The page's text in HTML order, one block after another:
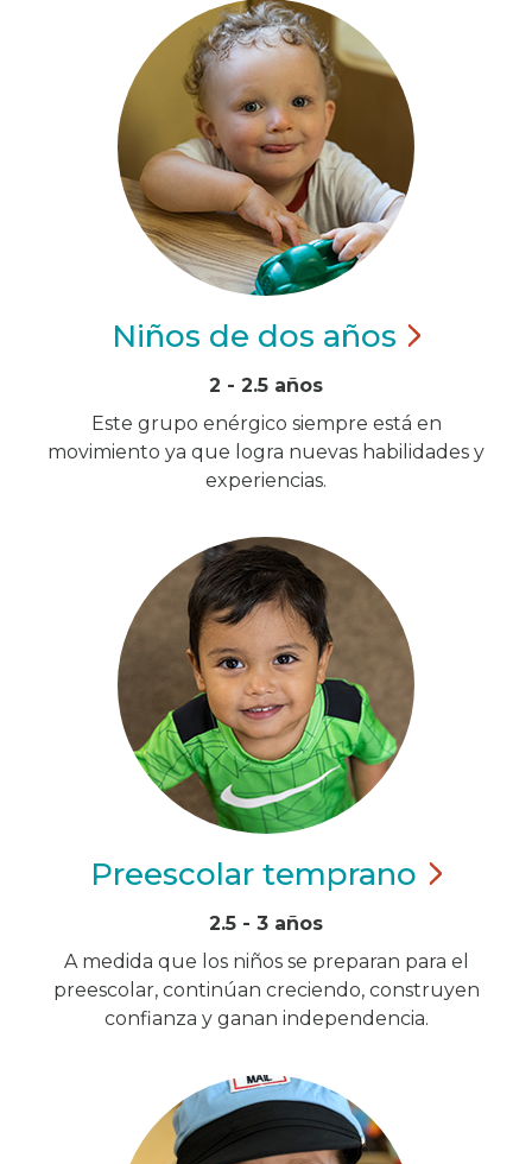
Niños de dos años
2 - 2.5 años
Este grupo enérgico siempre está en
movimiento ya que logra nuevas habilidades y
experiencias.
Preescolar temprano
2.5 - 3 años
A medida que los niños se preparan para el
preescolar, continúan creciendo, construyen
confianza y ganan independencia.